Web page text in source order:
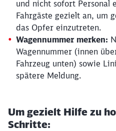
und nicht sofort Personal
Fahrgäste gezielt an, um
das Opfer einzutreten.
Wagennummer merken:
Wagennummer (innen
Fahrzeug unten) sowie
spätere Meldung.
Um gezielt Hilfe zu
Schritte: